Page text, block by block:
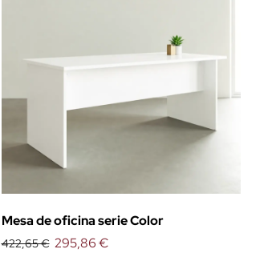
Mesa de oficina serie Color
422,65 € 295,86 €